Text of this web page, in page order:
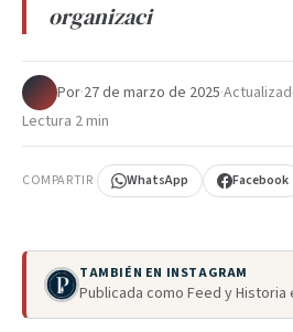
organizaci
Por·27 de marzo de 2025·
Lectura 2 min
COMPARTIR WhatsApp Facebook
TAMBIÉN EN INSTAGRAM
Publicada como Feed y Historia